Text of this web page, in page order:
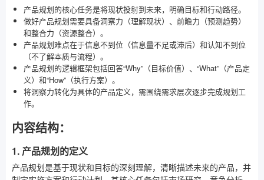
产品规划的核心任务是将现状投射到未来，明确目标和行动路径。
做好产品规划需要具备洞察力（理解现状）、前瞻力（预测趋势）
和整合力（资源整合）。
产品规划难点在于信息不到位（信息量不足或滞后）和认知不到位
（不了解本质与流程）。
产品规划的逻辑框架包括回答“Why”（目标价值）、“What”（产品定
义）和“How”（执行方案）。
将洞察力转化为具体的产品定义，需围绕需求层次逐步完成规划工
作。
内容结构：
1. 产品规划的定义
产品规划是基于现状和目标的深刻理解，清晰描述未来的产品，并